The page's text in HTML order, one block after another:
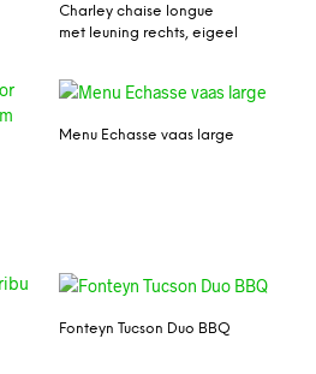
Charley chaise longue
met leuning rechts, eigeel
Menu Echasse vaas large
Fonteyn Tucson Duo BBQ